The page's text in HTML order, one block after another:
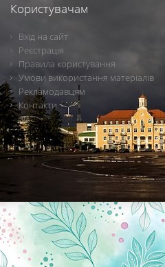
Користувачам
Вхід на сайт
Реєстрація
Правила користування
Умови використання матеріалів
Рекламодавцям
Контакти
Новини Чернігова, Чернігівські новини, Чернігівський формат, новини